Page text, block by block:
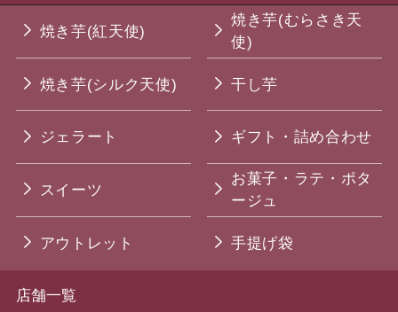
焼き芋(紅天使)
焼き芋(むらさき天
使)
焼き芋(シルク天使) 干し芋
ジェラート ギフト・詰め合わせ
スイーツ
お菓子・ラテ・ポタ
ージュ
アウトレット 手提げ袋
店舗一覧